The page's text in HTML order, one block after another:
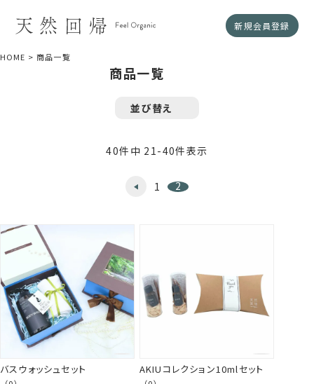
新規会員登録
HOME 商品一覧
商品一覧
並び替え
40件中 21-40件表示
1 2
バスウォッシュセット AKIUコレクション10mlセット